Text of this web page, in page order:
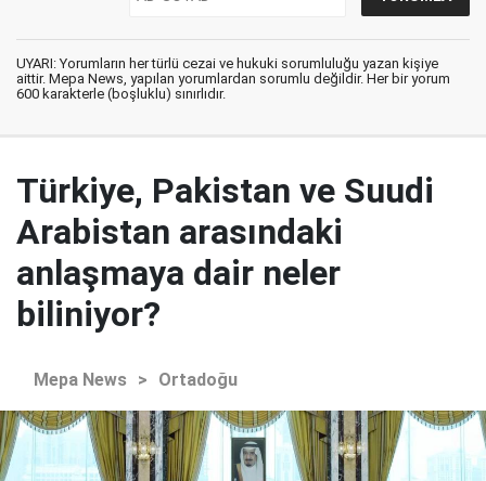
UYARI: Yorumların her türlü cezai ve hukuki sorumluluğu yazan kişiye
aittir. Mepa News, yapılan yorumlardan sorumlu değildir. Her bir yorum
600 karakterle (boşluklu) sınırlıdır.
Türkiye, Pakistan ve Suudi
Arabistan arasındaki
anlaşmaya dair neler
biliniyor?
Mepa News > Ortadoğu